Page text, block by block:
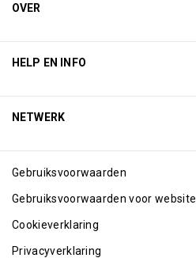
OVER
Excellence Awards
Blog
HELP EN INFO
NETWERK
Gebruiksvoorwaarden
Gebruiksvoorwaarden voor website
Cookieverklaring
Privacyverklaring